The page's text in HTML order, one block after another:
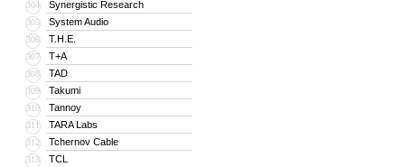
304 Synergistic Research
305 System Audio
306 T.H.E.
307 T+A
308 TAD
309 Takumi
310 Tannoy
311 TARA Labs
312 Tchernov Cable
313 TCL